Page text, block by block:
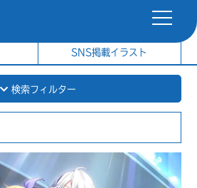
SNS掲載イラスト
検索フィルター